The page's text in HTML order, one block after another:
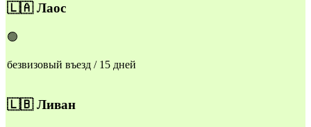
​​🇱🇦Лаос
🟢
безвизовый въезд / 15 дней
​​🇱🇧Ливан